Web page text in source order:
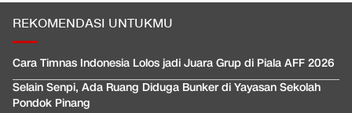
REKOMENDASI UNTUKMU
Cara Timnas Indonesia Lolos jadi Juara Grup di Piala AFF 2026
Selain Senpi, Ada Ruang Diduga Bunker di Yayasan Sekolah
Pondok Pinang